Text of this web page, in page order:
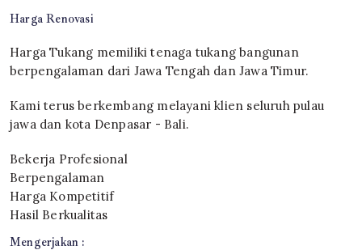
Harga Renovasi
Harga Tukang memiliki tenaga tukang bangunan
berpengalaman dari Jawa Tengah dan Jawa Timur.
Kami terus berkembang melayani klien seluruh pulau
jawa dan kota Denpasar - Bali.
Bekerja Profesional
Berpengalaman
Harga Kompetitif
Hasil Berkualitas
Mengerjakan :